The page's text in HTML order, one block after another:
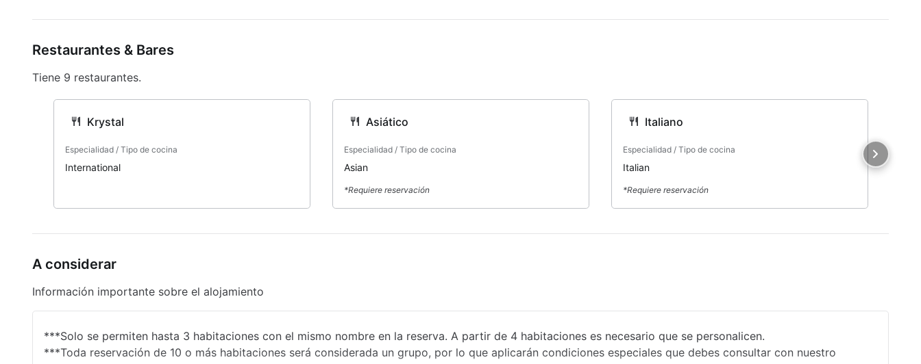
Incluye espectaculares shows nocturnos. El programa varía diariamente.
Impuestos y propinas
Todos los impuestos y propinas están incluidos.
Restaurantes & Bares
Tiene 9 restaurantes.
Krystal
Especialidad / Tipo de cocina
International
Asiático
Especialidad / Tipo de cocina
Asian
*Requiere reservación
Italiano
Especialidad / Tipo de cocina
Italian
*Requiere reservación
A considerar
Información importante sobre el alojamiento
***Solo se permiten hasta 3 habitaciones con el mismo nombre en la reserva. A partir de 4 habitaciones es necesario que se personalicen.
***Toda reservación de 10 o más habitaciones será considerada un grupo, por lo que aplicarán condiciones especiales que debes consultar con nuestro